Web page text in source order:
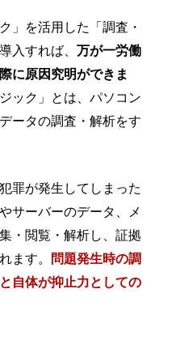
」を活用した「調査・
入すれば、万が一労働
に原因究明ができま
ック」とは、パソコン
ータの調査・解析をす
罪が発生してしまった
サーバーのデータ、メ
・閲覧・解析し、証拠
ます。 問題発生時の調
自体が抑止力としての